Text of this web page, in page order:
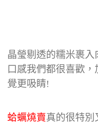
晶瑩剔透的糯米裹
口感我們都很喜歡
覺更吸睛!
蛤蠣燒賣真的很特別